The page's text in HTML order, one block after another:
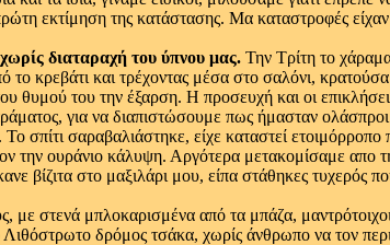
εκτίμηση της κατάστασης. Μα καταστροφές
διαταραχή του ύπνου μας. Την Τρίτη το
το κρεβάτι και τρέχοντας μέσα στο σαλόνι,
θυμού του την έξαρση. Η προσευχή και οι
για να διαπιστώσουμε πως ήμασταν ολάσπροι
σαραβαλιάστηκε, είχε καταστεί ετοιμόρροπο
την ουράνιο κάλυψη. Αργότερα μετακομίσαμε απο
βίζιτα στο μαξιλάρι μου, είπα στάθηκες τυχερός
στενά μπλοκαρισμένα από τα μπάζα,
δρόμος τσάκα, χωρίς άνθρωπο να τον